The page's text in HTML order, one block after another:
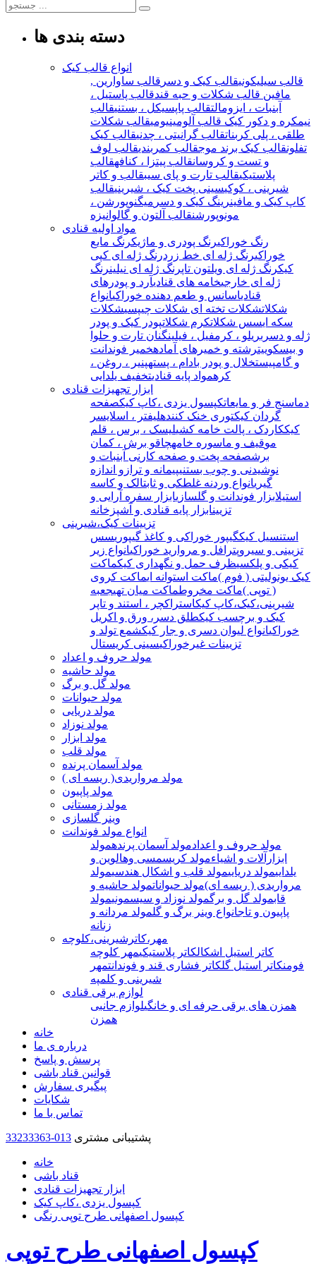
دسته بندی ها
انواع قالب کیک
قالب سیلیکونیقالب کیک و دسر قالب ساوارین ,
مافین قالب شکلات و حبه قندقالب پاستیل ،
آبنبات ، ایزومالتقالب پاپسیکل ، بستنیقالب
نیمکره و دکور کیک قالب آلومینیومیقالب شکلات
طلقی ، پلی کربناتقالب گرانیتی ، چدنیقالب کیک
تفلونقالب کیک برند موجقالب کمربندیقالب لوف
و تست و کروسانقالب پیتزا ، کنافهقالب
پلاستیکیقالب تارت و پای سیبقالب و کاتر
شیرینی ، کوکیسینی پخت کیک ، شیرینیقالب
کاپ کیک و مافینرینگ کیک و دسر میگنوپورشن ،
مونوپورشنقالب آلتون و گالوانیزه
مواد اولیه قنادی
رنگ خوراکیرنگ پودری و ماژیکرنگ مایع
خوراکیرنگ ژله ای خط زردرنگ ژله ای کپی
کیکرنگ ژله ای ویلتون تاپرنگ ژله ای نیلینرنگ
ژله ای خارجیخامه های قنادیآرد و پودرهای
قنادیاسانس و طعم دهنده خوراکیانواع
شکلاتشکلات تخته ای شکلات چیپسیشکلات
سکه ایسس شکلاتکرم شکلاتپودر کیک و پودر
ژله و دسر بریلو ، کرمفیل ، فیلینگنان تارت و حلوا
و بیسکوییترشته و خمیرهای آمادهخمیر فوندانت
و گامپیستخلال و پودر بادام ، پستهپنیر ، روغن ،
کرهمواد پایه قنادیتخفیف یلدایی
ابزار تجهیزات قنادی
دماسنج فر و مایعاتکپسول یزدی ،کاپ کیکصفحه
گردان کیکتوری خنک کنندهلیفتر ، اسلایسر
کیککاردک ، پالت خامه کشیلیسک ، برس ، قلم
موقیف و ماسوره خامهچاقو برش ، کمان
برشصفحه پخت و صفحه کار نی آبنبات و
نوشیدنی و چوب بستنیپیمانه و ترازو اندازه
گیریانواع وردنه غلطکی و ثابتالک و کاسه
استیلابزار فوندانت و گلسازیابزار سفره آرایی و
تزیینابزار پایه قنادی و آشپزخانه
تزیینات کیک،شیرینی
استنسیل کیکگیپور خوراکی و کاغذ گیپوریسس
تزیینی و سیروپترافل و مروارید خوراکیانواع زیر
کیکی و پلکسیظرف حمل و نگهداری کیکماکت
کیک یونولیتی ( فوم )ماکت استوانه ایماکت کروی
( توپی )ماکت مخروطماکت میان تهیجعبه
شیرینی،کیک،کاپ کیکاستراکچر ، استند و تاپر
کیک و برچسب کیکطلق دسر، ورق و اکریل
خوراکیانواع لیوان دسری و جار کیکشمع تولد و
تزیینات غیرخوراکیسینی کریستال
مولد حروف و اعداد
مولد حاشیه
مولد گل و برگ
مولد حیوانات
مولد دریایی
مولد نوزاد
مولد ابزار
مولد قلب
مولد آسمان پرنده
مولد مرواریدی( ریسه ای )
مولد پاپیون
مولد زمستانی
وینر گلسازی
انواع مولد فوندانت
مولد حروف و اعدادمولد آسمان پرندهمولد
ابزارآلات و اشیاءمولد کریسمسی وهالوین و
یلداییمولد دریاییمولد قلب و اشکال هندسیمولد
مرواریدی ( ریسه ای)مولد حیواناتمولد حاشیه و
قابمولد گل و برگمولد نوزاد و سیسمونیمولد
پاپیون و تاجانواع وینر برگ و گلمولد مردانه و
زنانه
مهر،کاترشیرینی،کلوچه
کاتر استیل اشکالکاتر پلاستیکیمهر کلوچه
فومنکاتر استیل گلکاتر فشاری قند و فوندانتمهر
شیرینی و کلمپه
لوازم برقی قنادی
همزن های برقی حرفه ای و خانگیلوازم جانبی
همزن
خانه
درباره ی ما
پرسش و پاسخ
قوانین قناد باشی
پیگیری سفارش
شکایات
تماس با ما
33233363-013 پشتیبانی مشتری
خانه
قناد باشی
ابزار تجهیزات قنادی
کپسول یزدی ،کاپ کیک
کپسول اصفهانی طرح توپی رنگی
کپسول اصفهانی طرح توپی